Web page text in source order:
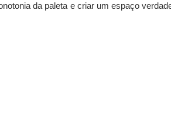
da paleta e criar um espaço